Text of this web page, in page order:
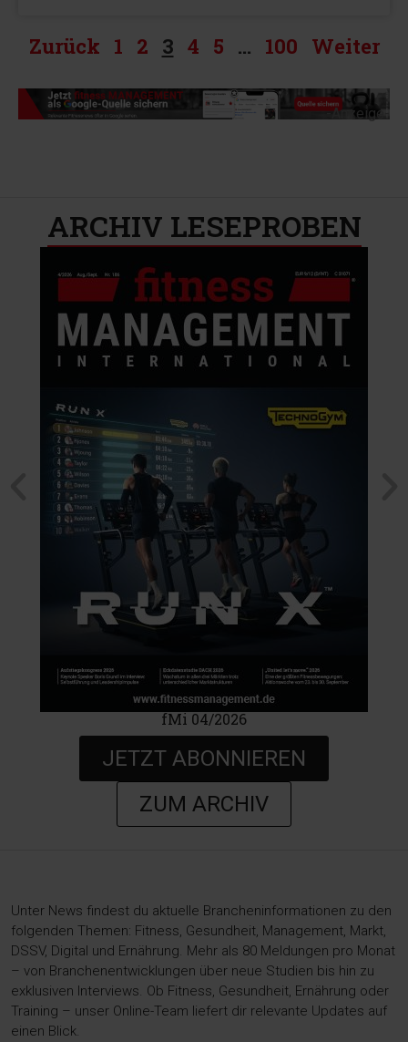
Zurück 1 2 3 4 5 … 100 Weiter
-Anzeige-
ARCHIV LESEPROBEN​
fMi 04/2026
JETZT ABONNIEREN
ZUM ARCHIV
Unter News findest du aktuelle Brancheninformationen zu den
folgenden Themen: Fitness, Gesundheit, Management, Markt,
DSSV, Digital und Ernährung. Mehr als 80 Meldungen pro Monat
– von Branchenentwicklungen über neue Studien bis hin zu
exklusiven Interviews. Ob Fitness, Gesundheit, Ernährung oder
Training – unser Online-Team liefert dir relevante Updates auf
einen Blick.